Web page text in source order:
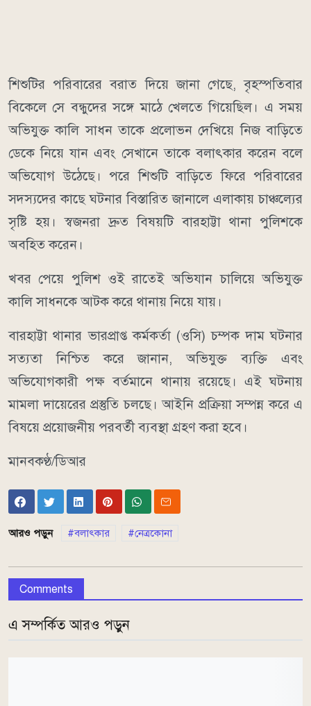
শিশুটির পরিবারের বরাত দিয়ে জানা গেছে, বৃহস্পতিবার
বিকেলে সে বন্ধুদের সঙ্গে মাঠে খেলতে গিয়েছিল। এ সময়
অভিযুক্ত কালি সাধন তাকে প্রলোভন দেখিয়ে নিজ বাড়িতে
ডেকে নিয়ে যান এবং সেখানে তাকে বলাৎকার করেন বলে
অভিযোগ উঠেছে। পরে শিশুটি বাড়িতে ফিরে পরিবারের
সদস্যদের কাছে ঘটনার বিস্তারিত জানালে এলাকায় চাঞ্চল্যের
সৃষ্টি হয়। স্বজনরা দ্রুত বিষয়টি বারহাট্টা থানা পুলিশকে
অবহিত করেন।
খবর পেয়ে পুলিশ ওই রাতেই অভিযান চালিয়ে অভিযুক্ত
কালি সাধনকে আটক করে থানায় নিয়ে যায়।
বারহাট্টা থানার ভারপ্রাপ্ত কর্মকর্তা (ওসি) চম্পক দাম ঘটনার
সত্যতা নিশ্চিত করে জানান, অভিযুক্ত ব্যক্তি এবং
অভিযোগকারী পক্ষ বর্তমানে থানায় রয়েছে। এই ঘটনায়
মামলা দায়েরের প্রস্তুতি চলছে। আইনি প্রক্রিয়া সম্পন্ন করে এ
বিষয়ে প্রয়োজনীয় পরবর্তী ব্যবস্থা গ্রহণ করা হবে।
মানবকণ্ঠ/ডিআর
আরও পড়ুন বলাৎকার নেত্রকোনা
Comments
এ সম্পর্কিত আরও পড়ুন